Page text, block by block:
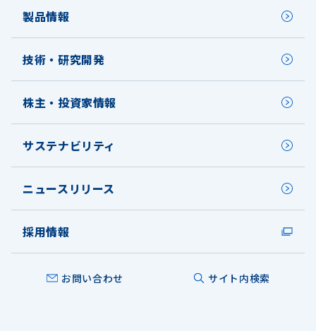
製品情報
技術・研究開発
株主・投資家情報
サステナビリティ
ニュースリリース
採用情報
お問い合わせ サイト内検索